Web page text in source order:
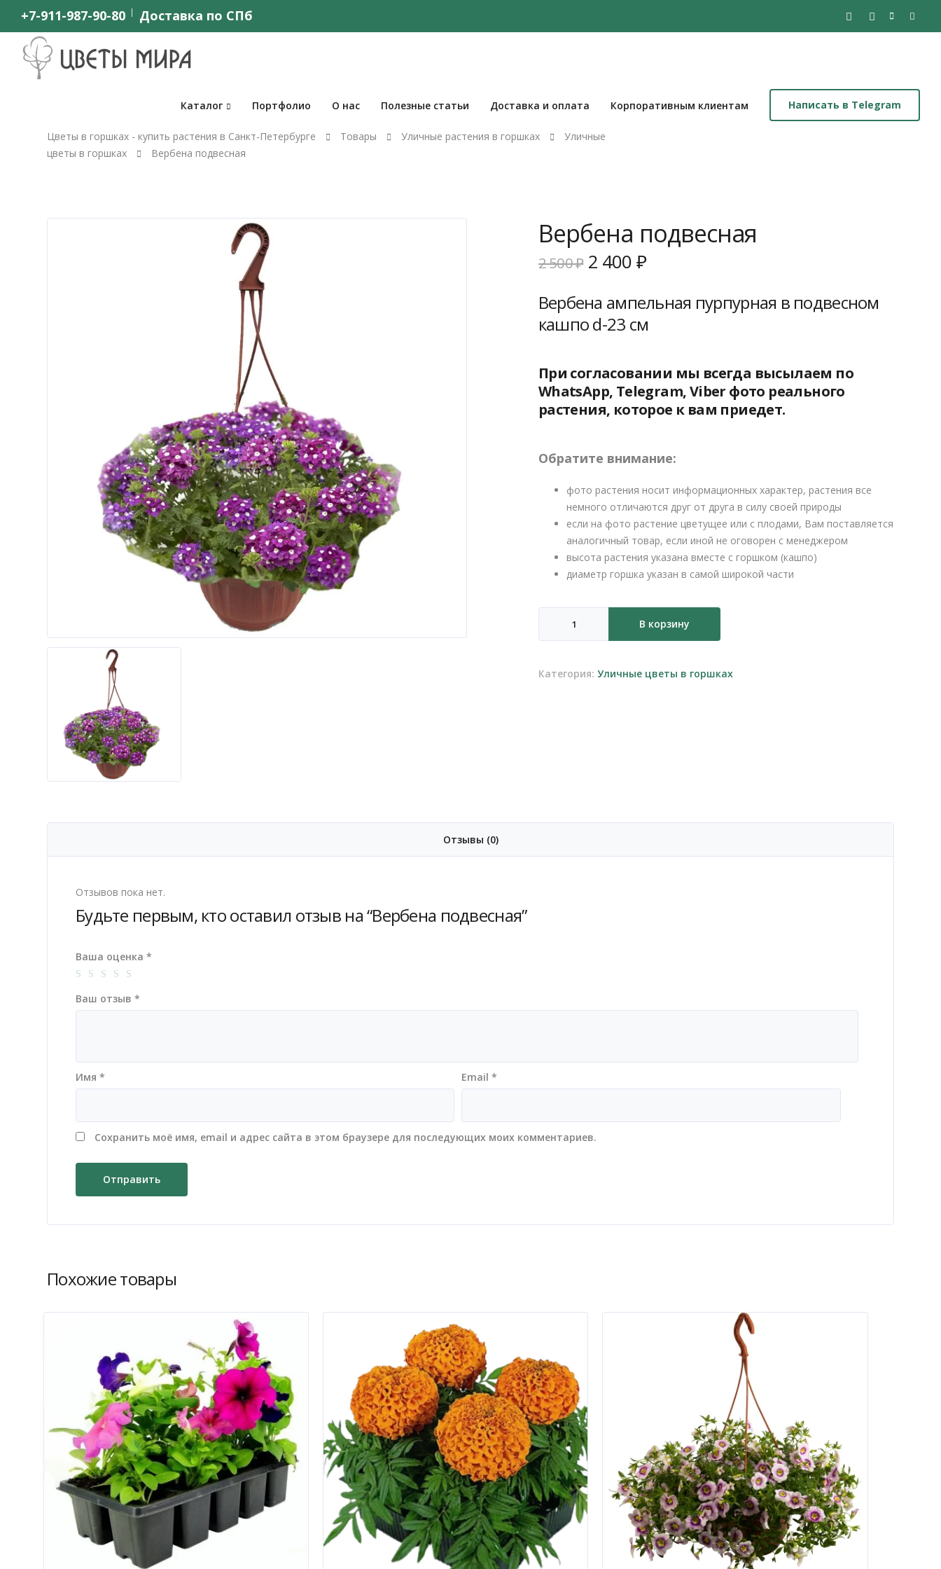
+7-911-987-90-80 Доставка по СПб
Каталог Портфолио О нас Полезные статьи Доставка и оплата Корпоративным клиентам Написать в Telegram
Цветы в горшках - купить растения в Санкт-Петербурге Товары Уличные растения в горшках
Уличные
цветы в горшках
Вербена подвесная
Вербена подвесная
2 500₽ Первоначальная
составляла
2
500 ₽.
2 400₽Текущая
2
400 ₽.
Вербена ампельная пурпурная в подвесном
кашпо d-23 см
При согласовании мы всегда высылаем по
WhatsApp, Telegram, Viber фото реального
растения, которое к вам приедет.
Обратите внимание:
фото растения носит информационных характер, растения все
немного отличаются друг от друга в силу своей природы
если на фото растение цветущее или с плодами, Вам поставляется
аналогичный товар, если иной не оговорен с менеджером
высота растения указана вместе с горшком (кашпо)
диаметр горшка указан в самой широкой части
товара
В корзину
Категория: Уличные цветы в горшках
Отзывы (0)
Отзывов пока нет.
Будьте первым, кто оставил отзыв на “Вербена подвесная”
Ваша оценка *
Ваш отзыв *
Имя * Email*
Сохранить моё имя, email и адрес сайта в этом браузере для последующих моих комментариев.
Похожие товары